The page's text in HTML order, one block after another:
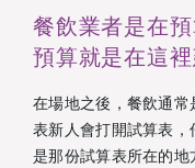
餐飲業者是在
預算就是在這
在場地之後，餐飲通
表新人會打開試算表，
是那份試算表所在的